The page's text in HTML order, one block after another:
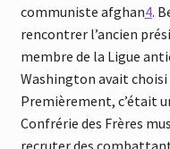
communiste afghan4.
rencontrer l’ancien
membre de la Ligue
Washington avait choisi
Premièrement, c’était
Confrérie des Frères